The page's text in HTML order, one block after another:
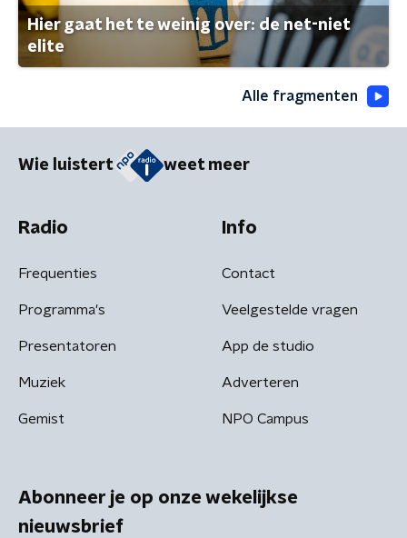
Hier gaat het te weinig over: de net-niet
elite
Alle fragmenten
Wie luistert weet meer
Radio
Frequenties
Programma's
Presentatoren
Muziek
Gemist
Info
Contact
Veelgestelde vragen
App de studio
Adverteren
NPO Campus
Abonneer je op onze wekelijkse
nieuwsbrief